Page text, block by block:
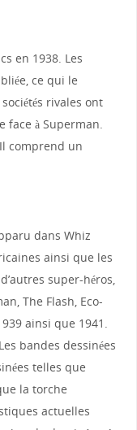
en 1938. Les
ce qui le
rivales ont
face à Superman.
Il comprend un
dans Whiz
ainsi que les
super-héros,
The Flash, Eco-
ainsi que 1941.
bandes dessinées
telles que
la torche
actuelles